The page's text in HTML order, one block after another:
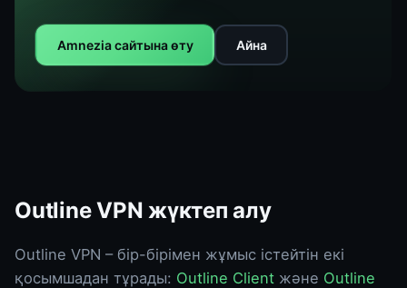
Amnezia сайтына өту Айна
Outline VPN жүктеп алу
Outline VPN – бір-бірімен жұмыс істейтін екі
қосымшадан тұрады: Outline Client және Outline